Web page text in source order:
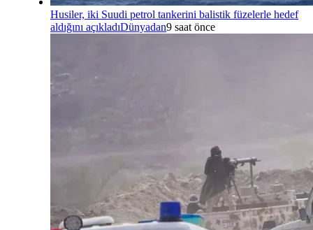
Husiler, iki Suudi petrol tankerini balistik füzelerle hedef
aldığını açıkladıDünyadan9 saat önce